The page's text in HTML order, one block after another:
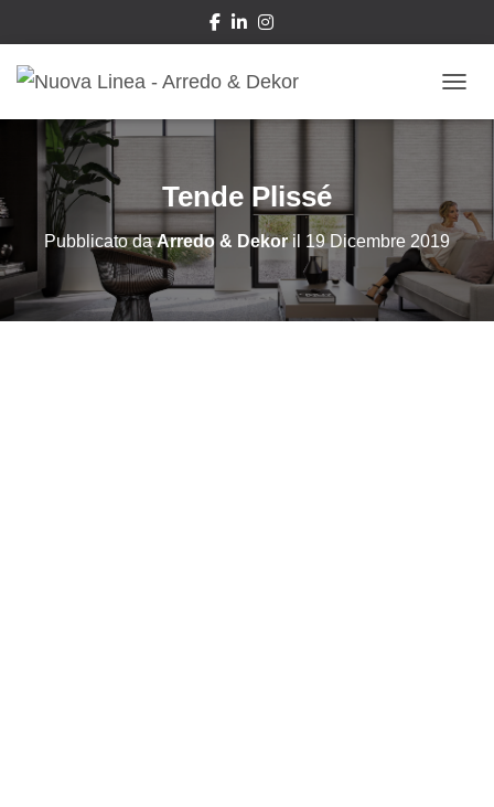
Tende Plissé
Pubblicato daArredo & Dekoril 19 Dicembre 2019